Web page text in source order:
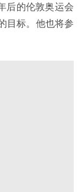
后的伦敦奥运会
目标。他也将参